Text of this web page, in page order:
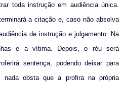
toda instrução em audiência única.
a citação e, caso não absolva
de instrução e julgamento. Na
e a vítima. Depois, o réu será
sentença, podendo deixar para
nada obsta que a profira na própria